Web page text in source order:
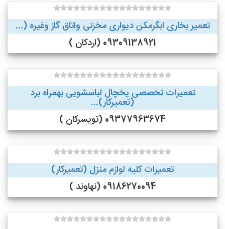
تعمیر بخاری ابگرمکن دیواری مخزنی واتاق گاز وغیره (...
09309138921 (اردکان )
تعمیرات تخصصی یخچال لباسشویی بهمراه برد
(تعمیرکار)...
09377963674 (تویسرکان )
تعمیرات کلیه لوازم منزل (تعمیرکار)
09186270094 (نهاوند )